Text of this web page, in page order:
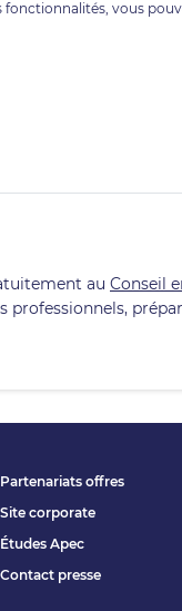
au Conseil
professionnels,
Partenariats offres
Site corporate
Études Apec
Contact presse